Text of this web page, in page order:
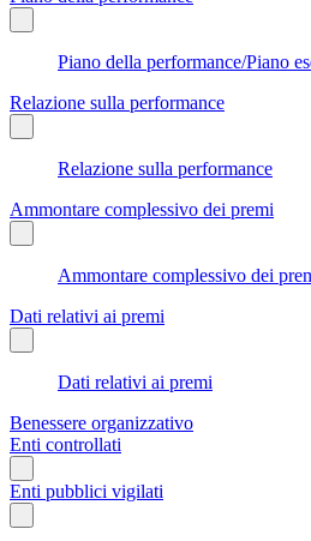
Piano della performance/Piano
Relazione sulla performance
Relazione sulla performance
Ammontare complessivo dei premi
Ammontare complessivo dei
Dati relativi ai premi
Dati relativi ai premi
Benessere organizzativo
Enti controllati
Enti pubblici vigilati